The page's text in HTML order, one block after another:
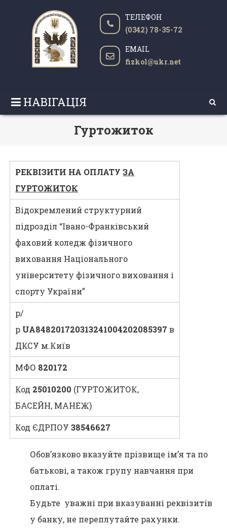
ТЕЛЕФОН
(0342) 78-35-72
EMAIL
fizkol@ukr.net
НАВІГАЦІЯ
Гуртожиток
РЕКВІЗИТИ НА ОПЛАТУЗА
ГУРТОЖИТОК
Відокремлений структурний
підрозділ “Івано-Франківський
фаховий коледж фізичного
виховання Національного
університету фізичного виховання і
спорту України”
р/
р UA848201720313241004202085397 в
ДКСУ м.Київ
МФО 820172
Код 25010200 (ГУРТОЖИТОК,
БАСЕЙН, МАНЕЖ)
Код ЄДРПОУ38546627
Обов’язково вказуйте прізвище ім’я та по
батькові, а також групу навчання при
оплаті.
Будьте уважні при вказуванні реквізитів
у банку, не переплутайте рахунки.